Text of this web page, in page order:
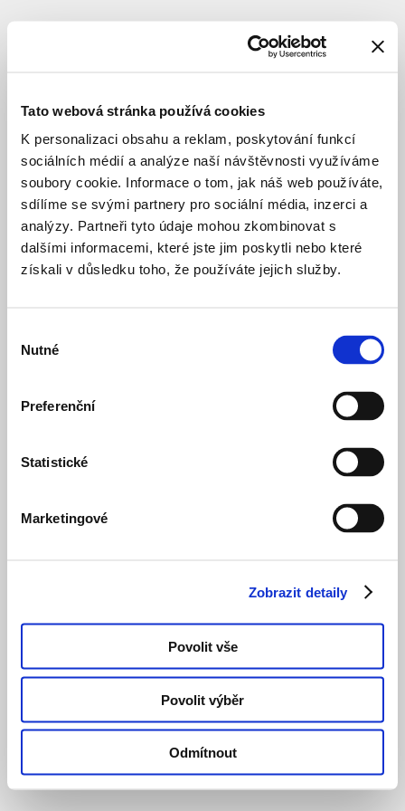
Tato webová stránka používá cookies
K personalizaci obsahu a reklam, poskytování funkcí
sociálních médií a analýze naší návštěvnosti využíváme
soubory cookie. Informace o tom, jak náš web používáte,
sdílíme se svými partnery pro sociální média, inzerci a
analýzy. Partneři tyto údaje mohou zkombinovat s
dalšími informacemi, které jste jim poskytli nebo které
získali v důsledku toho, že používáte jejich služby.
souhlasu
Nutné
Preferenční
Statistické
Marketingové
Zobrazit detaily
Povolit vše
Povolit výběr
Odmítnout